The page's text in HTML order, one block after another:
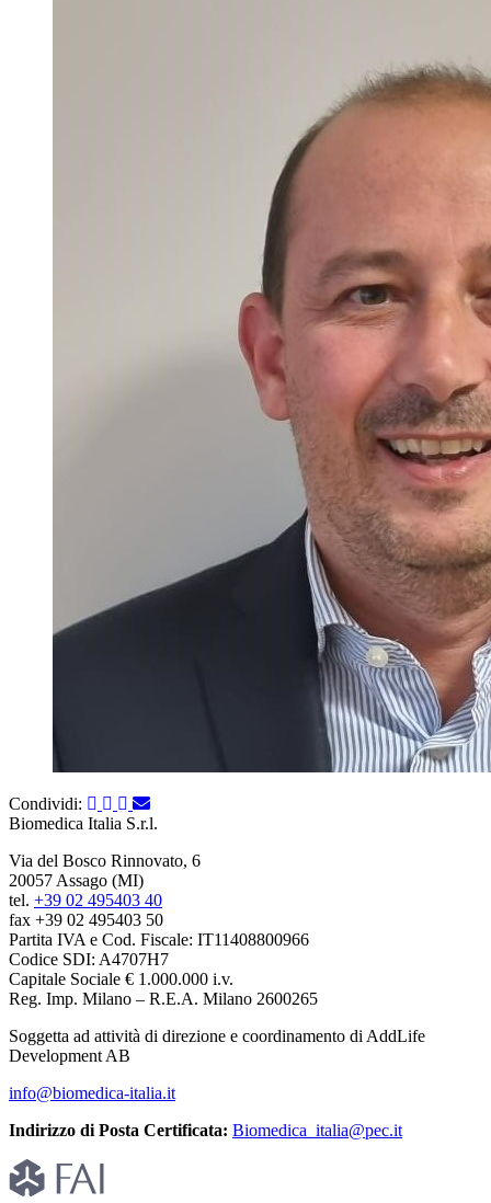
Condividi:
Biomedica Italia S.r.l.
Via del Bosco Rinnovato, 6
20057 Assago (MI)
tel. +39 02 495403 40
fax +39 02 495403 50
Partita IVA e Cod. Fiscale: IT11408800966
Codice SDI: A4707H7
Capitale Sociale € 1.000.000 i.v.
Reg. Imp. Milano – R.E.A. Milano 2600265
Soggetta ad attività di direzione e coordinamento di AddLife
Development AB
info@biomedica-italia.it
Indirizzo di Posta Certificata: Biomedica_italia@pec.it